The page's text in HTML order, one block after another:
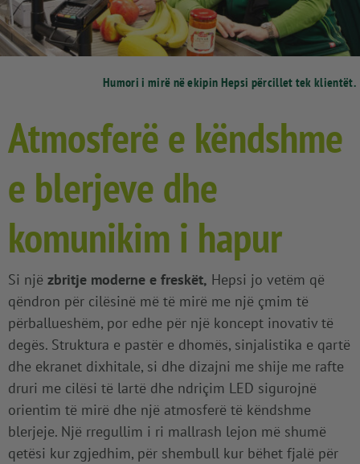
Humori i mirë në ekipin Hepsi përcillet tek klientët.
Atmosferë e këndshme
e blerjeve dhe
komunikim i hapur
Si një zbritje moderne e freskët, Hepsi jo vetëm që
qëndron për cilësinë më të mirë me një çmim të
përballueshëm, por edhe për një koncept inovativ të
degës. Struktura e pastër e dhomës, sinjalistika e qartë
dhe ekranet dixhitale, si dhe dizajni me shije me rafte
druri me cilësi të lartë dhe ndriçim LED sigurojnë
orientim të mirë dhe një atmosferë të këndshme
blerjeje. Një rregullim i ri mallrash lejon më shumë
qetësi kur zgjedhim, për shembull kur bëhet fjalë për